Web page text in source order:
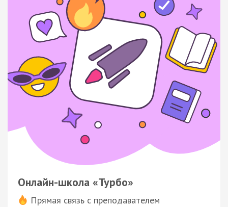
Онлайн-школа «Турбо»
Прямая связь с преподавателем